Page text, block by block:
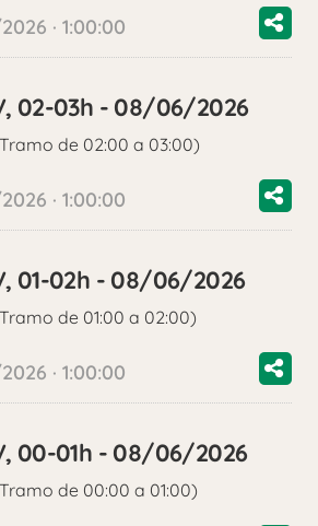
· 1:00:00
02-03h - 08/06/2026
de 02:00 a 03:00)
· 1:00:00
01-02h - 08/06/2026
de 01:00 a 02:00)
· 1:00:00
00-01h - 08/06/2026
de 00:00 a 01:00)